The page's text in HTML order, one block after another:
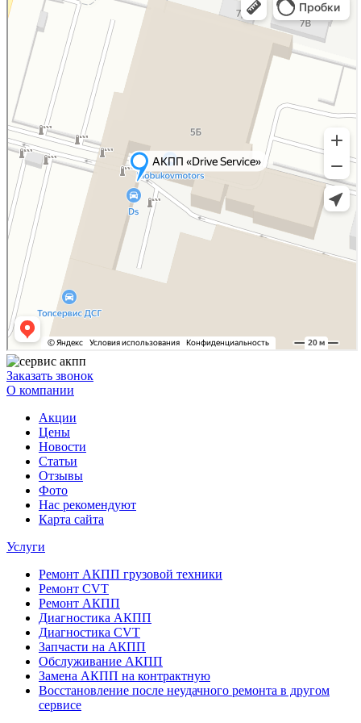
Заказать звонок
О компании
Акции
Цены
Новости
Статьи
Отзывы
Фото
Нас рекомендуют
Карта сайта
Услуги
Ремонт АКПП грузовой техники
Ремонт CVT
Ремонт AКПП
Диагностика АКПП
Диагностика CVT
Запчасти на АКПП
Обслуживание АКПП
Замена АКПП на контрактную
Восстановление после неудачного ремонта в другом
сервисе